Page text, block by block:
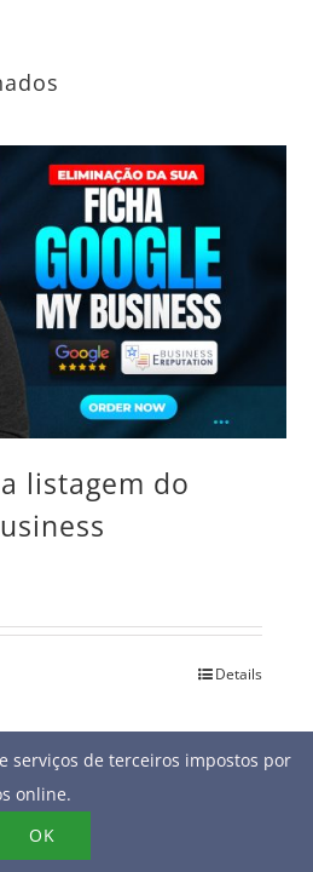
listagem do
Details
serviços de terceiros impostos por
online.
OK